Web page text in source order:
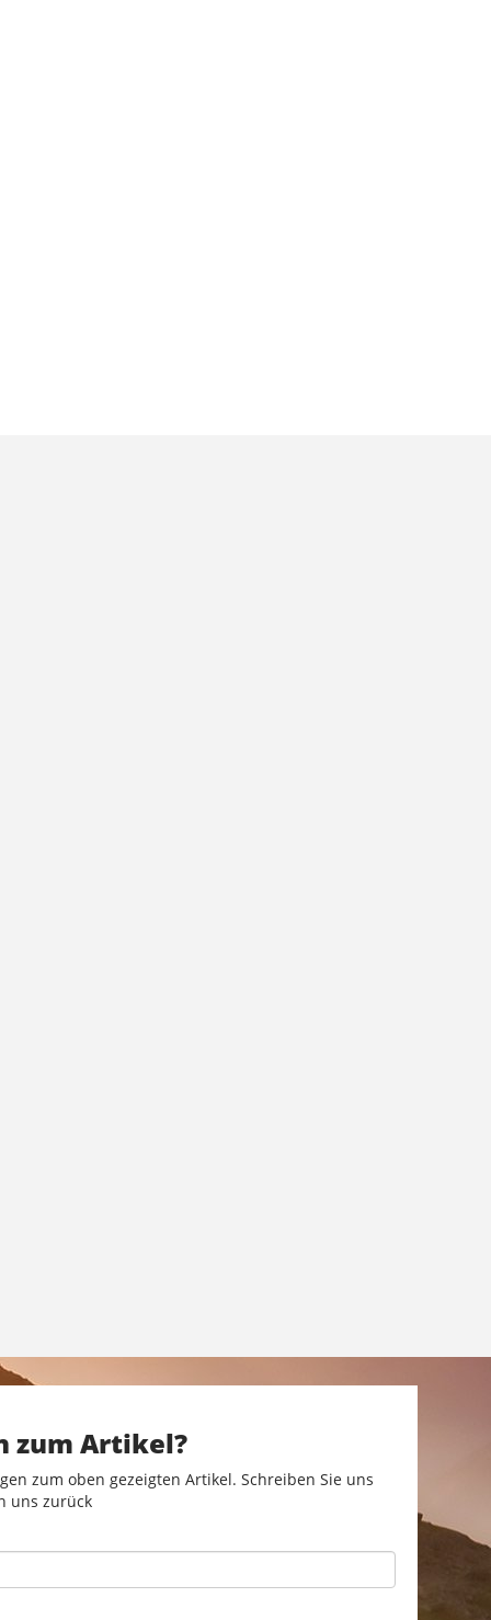
zum Artikel?
zum oben gezeigten Artikel. Schreiben Sie uns
uns zurück